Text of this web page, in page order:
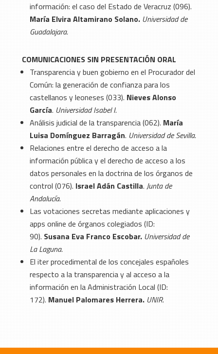
información: el caso del Estado de Veracruz (096).
María Elvira Altamirano Solano.Universidad de
Guadalajara.
COMUNICACIONES SIN PRESENTACIÓN ORAL
Transparencia y buen gobierno en el Procurador del
Común: la generación de confianza para los
castellanos y leoneses (033). Nieves Alonso
García. Universidad Isabel I.
Análisis judicial de la transparencia (062). María
Luisa Domínguez Barragán. Universidad de Sevilla.
Relaciones entre el derecho de acceso a la
información pública y el derecho de acceso a los
datos personales en la doctrina de los órganos de
control (076).Israel Adán Castilla. Junta de
Andalucía.
Las votaciones secretas mediante aplicaciones y
apps online de órganos colegiados (ID:
90). Susana Eva Franco Escobar. Universidad de
La Laguna.
El iter procedimental de los concejales españoles
respecto a la transparencia y al acceso a la
información en la Administración Local (ID:
172). Manuel Palomares Herrera. UNIR.